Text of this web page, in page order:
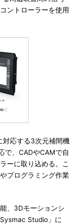
ントローラーを使用
応する3次元補間機
で、CADやCAMで自
ーに取り込める。こ
プログラミング作業
、3Dモーションシ
Studio」に